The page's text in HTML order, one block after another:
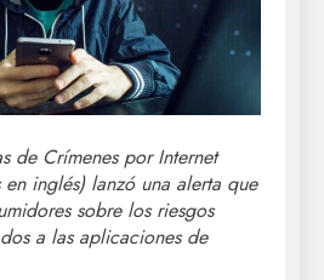
de Crímenes por Internet
inglés) lanzó una alerta que
sobre los riesgos
a las aplicaciones de